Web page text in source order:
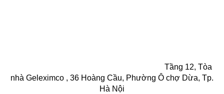
Tầng 12, Tòa
nhà Geleximco , 36 Hoàng Cầu, Phường Ô chợ Dừa, Tp.
Hà Nội